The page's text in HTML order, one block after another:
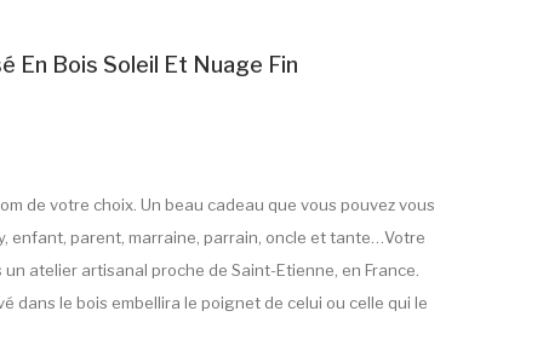
En Bois Soleil Et Nuage Fin
de votre choix. Un beau cadeau que vous pouvez vous
enfant, parent, marraine, parrain, oncle et tante…Votre
atelier artisanal proche de Saint-Etienne, en France.
dans le bois embellira le poignet de celui ou celle qui le